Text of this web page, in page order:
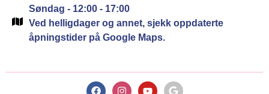
Søndag - 12:00 - 17:00
Ved helligdager og annet, sjekk oppdaterte
åpningstider på Google Maps.